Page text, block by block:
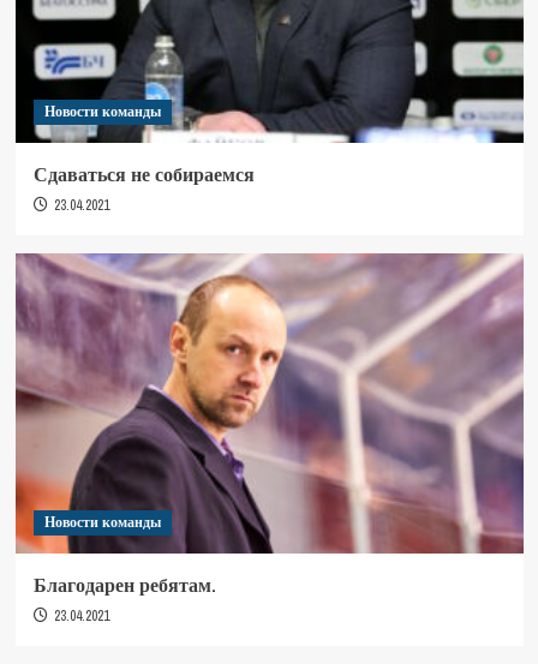
Новости команды
Сдаваться не собираемся
23.04.2021
Новости команды
Благодарен ребятам.
23.04.2021